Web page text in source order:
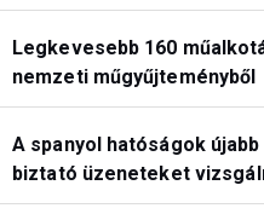
Legkevesebb 160
nemzeti műgyűjteményből
A spanyol hatóságok
biztató üzeneteket